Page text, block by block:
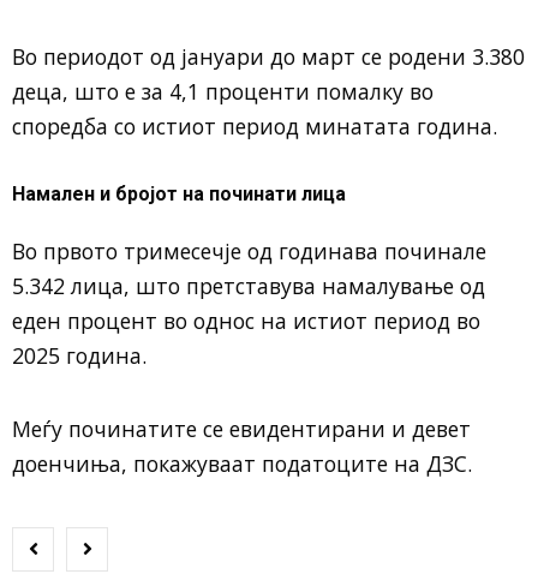
Во периодот од јануари до март се родени 3.380
деца, што е за 4,1 проценти помалку во
споредба со истиот период минатата година.
Намален и бројот на починати лица
Во првото тримесечје од годинава починале
5.342 лица, што претставува намалување од
еден процент во однос на истиот период во
2025 година.
Меѓу починатите се евидентирани и девет
доенчиња, покажуваат податоците на ДЗС.